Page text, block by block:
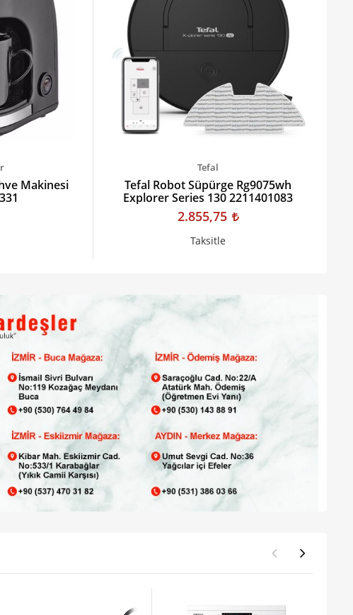
Makinesi
Tefal
Tefal Robot Süpürge Rg9075wh
Explorer Series 130 2211401083
2.855,75
Taksitle